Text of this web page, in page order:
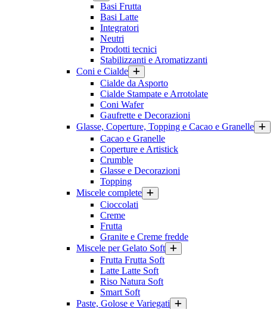
Basi Frutta
Basi Latte
Integratori
Neutri
Prodotti tecnici
Stabilizzanti e Aromatizzanti
Coni e Cialde
Cialde da Asporto
Cialde Stampate e Arrotolate
Coni Wafer
Gaufrette e Decorazioni
Glasse, Coperture, Topping e Cacao e Granelle
Cacao e Granelle
Coperture e Artistick
Crumble
Glasse e Decorazioni
Topping
Miscele complete
Cioccolati
Creme
Frutta
Granite e Creme fredde
Miscele per Gelato Soft
Frutta Frutta Soft
Latte Latte Soft
Riso Natura Soft
Smart Soft
Paste, Golose e Variegati